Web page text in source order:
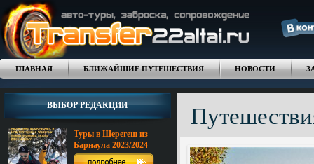
ГЛАВНАЯ БЛИЖАЙШИЕ ПУТЕШЕСТВИЯ НОВОСТИ
ВЫБОР РЕДАКЦИИ
Туры в Шерегеш из
Барнаула 2023/2024